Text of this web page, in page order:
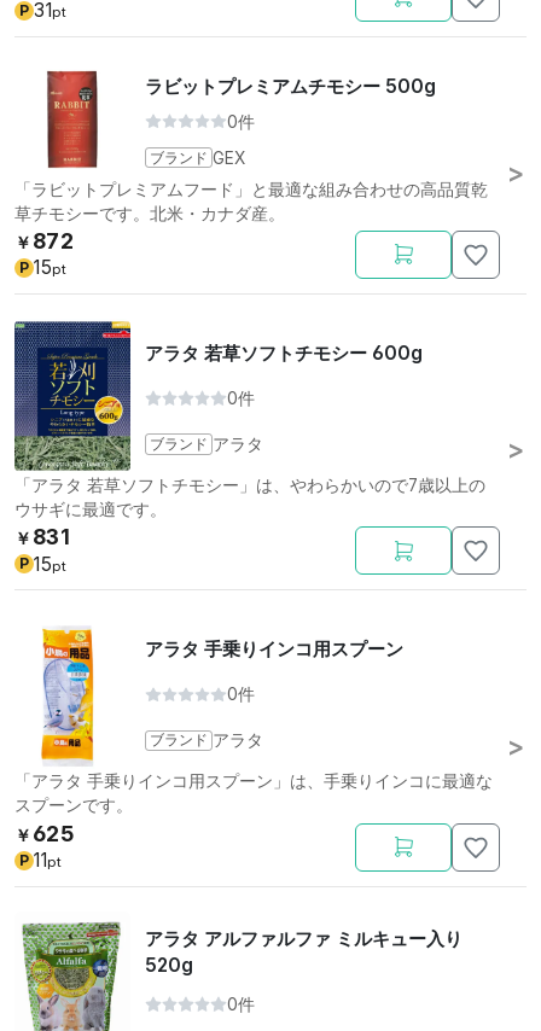
P 31pt
ラビットプレミアムチモシー 500g
0件
ブランド GEX
「ラビットプレミアムフード」と最適な組み合わせの高品質乾
草チモシーです。北米・カナダ産。
￥ 872
P 15pt
アラタ 若草ソフトチモシー 600g
0件
ブランド アラタ
「アラタ 若草ソフトチモシー」は、やわらかいので7歳以上の
ウサギに最適です。
￥ 831
P 15pt
アラタ 手乗りインコ用スプーン
0件
ブランド アラタ
「アラタ 手乗りインコ用スプーン」は、手乗りインコに最適な
スプーンです。
￥ 625
P 11 pt
アラタ アルファルファ ミルキュー入り
520g
0件